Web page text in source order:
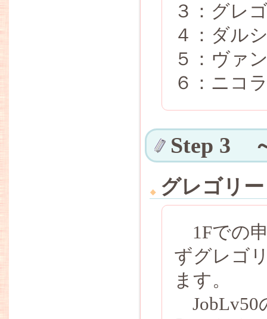
３：グレ
４：ダル
５：ヴァ
６：ニコ
Step 3
グレゴリ
1Fでの
ずグレゴ
ます。
JobLv50